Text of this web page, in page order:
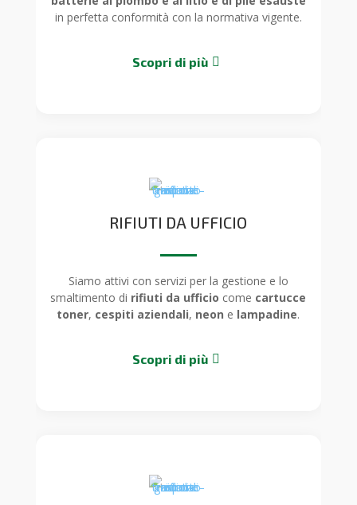
in perfetta conformità con la normativa vigente.
Scopri di più
RIFIUTI DA UFFICIO
Siamo attivi con servizi per la gestione e lo
smaltimento di rifiuti da ufficio come cartucce
toner, cespiti aziendali, neon e lampadine.
Scopri di più